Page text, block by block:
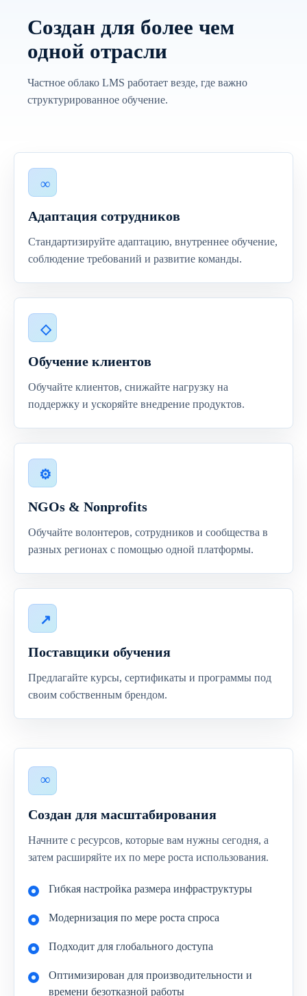
Создан для более чем
одной отрасли
Частное облако LMS работает везде, где важно
структурированное обучение.
Адаптация сотрудников
Стандартизируйте адаптацию, внутреннее обучение,
соблюдение требований и развитие команды.
Обучение клиентов
Обучайте клиентов, снижайте нагрузку на
поддержку и ускоряйте внедрение продуктов.
NGOs & Nonprofits
Обучайте волонтеров, сотрудников и сообщества в
разных регионах с помощью одной платформы.
Поставщики обучения
Предлагайте курсы, сертификаты и программы под
своим собственным брендом.
Создан для масштабирования
Начните с ресурсов, которые вам нужны сегодня, а
затем расширяйте их по мере роста использования.
Гибкая настройка размера инфраструктуры
Модернизация по мере роста спроса
Подходит для глобального доступа
Оптимизирован для производительности и
времени безотказной работы